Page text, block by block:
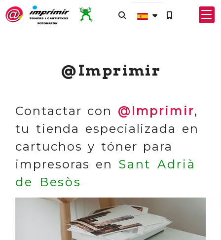
@Imprimir
Contactar con @Imprimir,
tu tienda especializada en
cartuchos y tóner para
impresoras en Sant Adrià
de Besòs